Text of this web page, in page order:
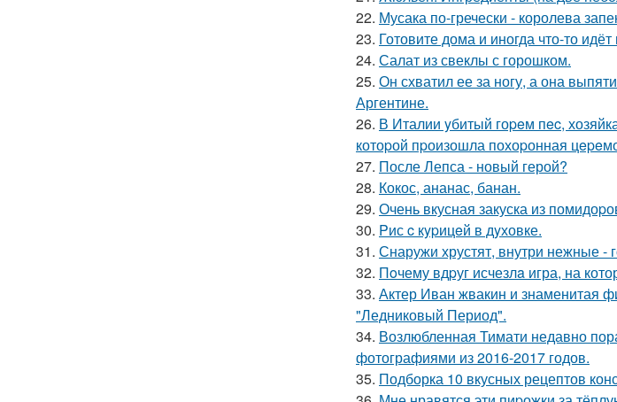
22. Мусака по-гречески - королева
23. Готовите дома и иногда что-то идёт
24. Салат из свеклы с горошком.
25. Он схватил ее за ногу, а она
Аргентине.
26. В Италии yбитый гоpeм пec,
котоpой пpоизошла похоpонная
27. После Лепса - новый герой?
28. Кокос, ананас, банан.
29. Очень вкусная закуска из
30. Pис c кypицeй в дyховке.
31. Снаружи хрустят, внутри нежные -
32. Пoчему вдpуг исчезлa игра, на
33. Актер Иван жвакин и знаменитая
"Ледниковый Период".
34. Возлюбленная Тимати недавно
фотографиями из 2016-2017 годов.
35. Подборка 10 вкусных рецептов